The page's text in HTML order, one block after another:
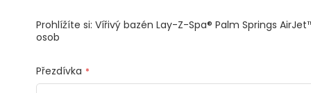
Prohlížíte si: Vířivý bazén Lay-Z-Spa® Palm Springs
osob
Přezdívka